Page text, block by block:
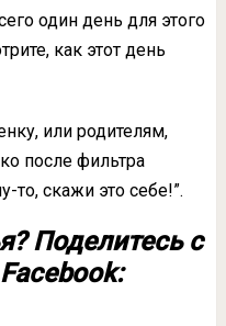
один день для этого
как этот день
или родителям,
после фильтра
то, скажи это себе!”.
Поделитесь с